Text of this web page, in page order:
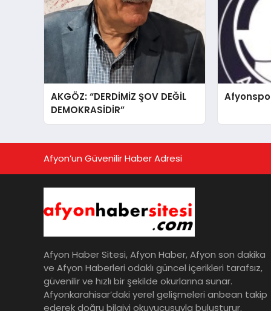
AKGÖZ: “DERDİMİZ ŞOV DEĞİL
DEMOKRASİDİR”
Afyon’un Güvenilir Haber Adresi
Afyon Haber Sitesi, Afyon Haber, Afyon son dakika
ve Afyon Haberleri odaklı güncel içerikleri tarafsız,
güvenilir ve hızlı bir şekilde okurlarına sunar.
Afyonkarahisar’daki yerel gelişmeleri anbean takip
ederek doğru bilgiyi okuyucusuyla buluşturur.